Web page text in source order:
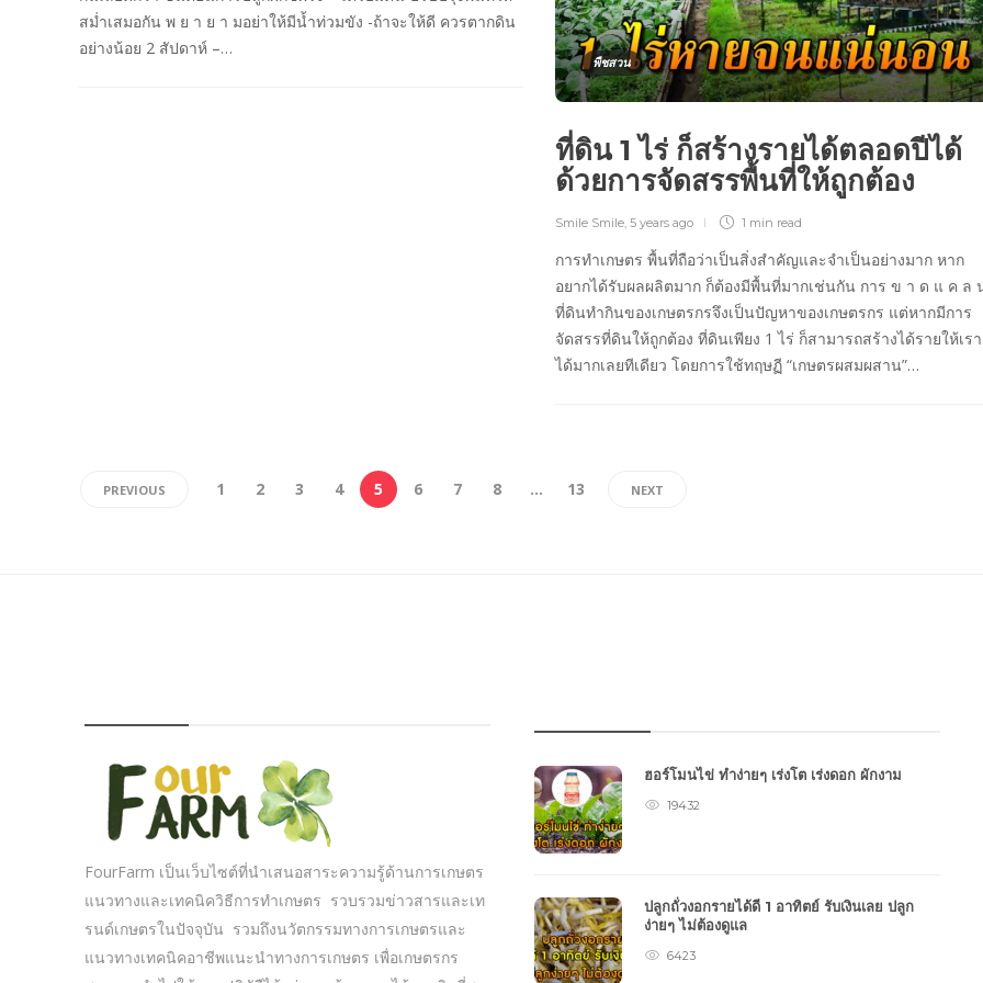
สม่ำเสมอกัน พ ย า ย า มอย่าให้มีน้ำท่วมขัง -ถ้าจะให้ดี ควรตากดิน
อย่างน้อย 2 สัปดาห์ –…
พืชสวน
ที่ดิน 1 ไร่ ก็สร้างรายได้ตลอดปีได้
ด้วยการจัดสรรพื้นที่ให้ถูกต้อง
Smile Smile, 5 years ago 1 min read
การทำเกษตร พื้นที่ถือว่าเป็นสิ่งสำคัญและจำเป็นอย่างมาก หาก
อยากได้รับผลผลิตมาก ก็ต้องมีพื้นที่มากเช่นกัน การ ข า ด แ ค ล
ที่ดินทำกินของเกษตรกรจึงเป็นปัญหาของเกษตรกร แต่หากมีการ
จัดสรรที่ดินให้ถูกต้อง ที่ดินเพียง 1 ไร่ ก็สามารถสร้างได้รายให้เรา
ได้มากเลยทีเดียว โดยการใช้ทฤษฏี “เกษตรผสมผสาน”…
PREVIOUS 1 2 3 4 5 6 7 8 … 13 NEXT
FourFarm เป็นเว็บไซต์ที่นำเสนอสาระความรู้ด้านการเกษตร
แนวทางและเทคนิควิธีการทำเกษตร รวบรวมข่าวสารและเท
รนด์เกษตรในปัจจุบัน รวมถึงนวัตกรรมทางการเกษตรและ
แนวทางเทคนิคอาชีพแนะนำทางการเกษตร เพื่อเกษตรกร
ฮอร์โมนไข่ ทำง่ายๆ เร่งโต เร่งดอก ผักงาม
19432
ปลูกถั่วงอกรายได้ดี 1 อาทิตย์ รับเงินเลย ปลูก
ง่ายๆ ไม่ต้องดูแล
6423